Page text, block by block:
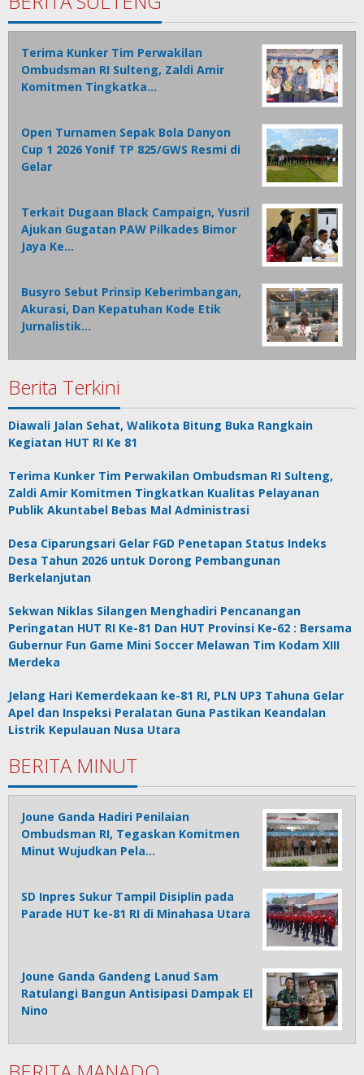
Terima Kunker Tim Perwakilan
Ombudsman RI Sulteng, Zaldi Amir
Komitmen Tingkatka…
Open Turnamen Sepak Bola Danyon
Cup 1 2026 Yonif TP 825/GWS Resmi di
Gelar
Terkait Dugaan Black Campaign, Yusril
Ajukan Gugatan PAW Pilkades Bimor
Jaya Ke…
Busyro Sebut Prinsip Keberimbangan,
Akurasi, Dan Kepatuhan Kode Etik
Jurnalistik…
Berita Terkini
Diawali Jalan Sehat, Walikota Bitung Buka Rangkain
Kegiatan HUT RI Ke 81
Terima Kunker Tim Perwakilan Ombudsman RI Sulteng,
Zaldi Amir Komitmen Tingkatkan Kualitas Pelayanan
Publik Akuntabel Bebas Mal Administrasi
Desa Ciparungsari Gelar FGD Penetapan Status Indeks
Desa Tahun 2026 untuk Dorong Pembangunan
Berkelanjutan
Sekwan Niklas Silangen Menghadiri Pencanangan
Peringatan HUT RI Ke-81 Dan HUT Provinsi Ke-62 : Bersama
Gubernur Fun Game Mini Soccer Melawan Tim Kodam XIII
Merdeka
Jelang Hari Kemerdekaan ke-81 RI, PLN UP3 Tahuna Gelar
Apel dan Inspeksi Peralatan Guna Pastikan Keandalan
Listrik Kepulauan Nusa Utara
BERITA MINUT
Joune Ganda Hadiri Penilaian
Ombudsman RI, Tegaskan Komitmen
Minut Wujudkan Pela…
SD Inpres Sukur Tampil Disiplin pada
Parade HUT ke-81 RI di Minahasa Utara
Joune Ganda Gandeng Lanud Sam
Ratulangi Bangun Antisipasi Dampak El
Nino